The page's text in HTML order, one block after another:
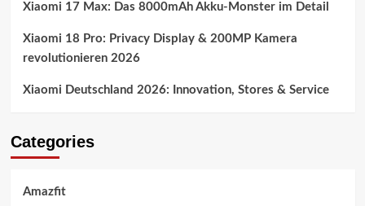
Xiaomi 17 Max: Das 8000mAh Akku-Monster im Detail
Xiaomi 18 Pro: Privacy Display & 200MP Kamera
revolutionieren 2026
Xiaomi Deutschland 2026: Innovation, Stores & Service
Categories
Amazfit